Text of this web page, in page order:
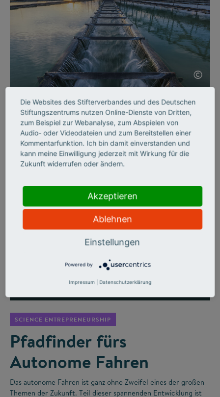
©
SCIENCE ENTREPRENEURSHIP
Intelligente Sensoren
Wasserproben in Sekundenschnelle analysieren? Die Sensoren
des jungen Start-ups InProSens machen es möglich. Teil 3
unserer Reihe Gründerporträts.
SCIENCE ENTREPRENEURSHIP
Pfadfinder fürs
Autonome Fahren
Das autonome Fahren ist ganz ohne Zweifel eines der großen
Themen der Zukunft. Teil dieser spannenden Entwicklung ist
Die Websites des Stifterverbandes und des Deutschen
Stiftungszentrums nutzen Online-Dienste von Dritten,
zum Beispiel zur Webanalyse, zum Abspielen von
Audio- oder Videodateien und zum Bereitstellen einer
Kommentarfunktion. Ich bin damit einverstanden und
kann meine Einwilligung jederzeit mit Wirkung für die
Zukunft widerrufen oder ändern.
Akzeptieren
Ablehnen
Einstellungen
Powered by
Impressum Datenschutzerklärung